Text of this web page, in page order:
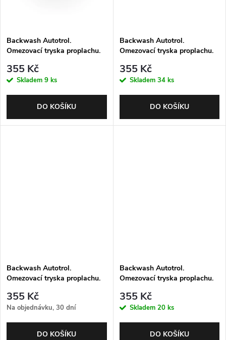
Backwash Autotrol.
Omezovací tryska proplachu.
kulička
355 Kč
Skladem 9 ks
DO KOŠÍKU
Backwash Autotrol.
Omezovací tryska proplachu.
kulička
355 Kč
Skladem 34 ks
DO KOŠÍKU
Backwash Autotrol.
Omezovací tryska proplachu.
Nutná kulička
355 Kč
Na objednávku, 30 dní
DO KOŠÍKU
Backwash Autotrol.
Omezovací tryska proplachu.
Nutná kulička
355 Kč
Skladem 20 ks
DO KOŠÍKU